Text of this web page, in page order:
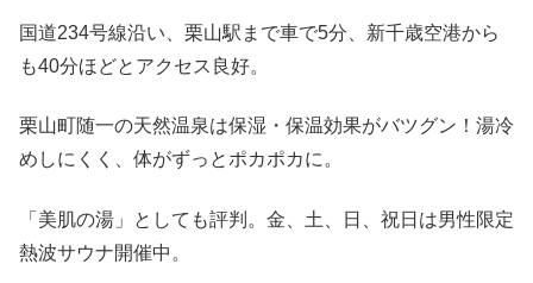
国道234号線沿い、栗山駅まで車で5分、新千歳空港から
も40分ほどとアクセス良好。
栗山町随一の天然温泉は保湿・保温効果がバツグン！湯冷
めしにくく、体がずっとポカポカに。
「美肌の湯」としても評判。金、土、日、祝日は男性限定
熱波サウナ開催中。